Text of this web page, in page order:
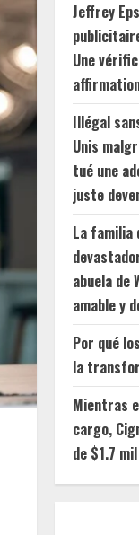
Jeffrey
Une
Illégal
Unis
tué une
juste
La familia
abuela de
amable y
Por qué
la
Mientras
cargo,
de $1.7